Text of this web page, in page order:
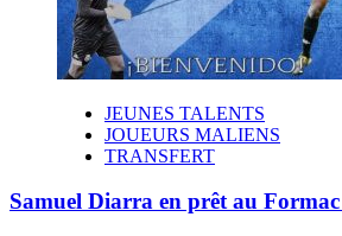
JEUNES TALENTS
JOUEURS MALIENS
TRANSFERT
Samuel Diarra en prêt au